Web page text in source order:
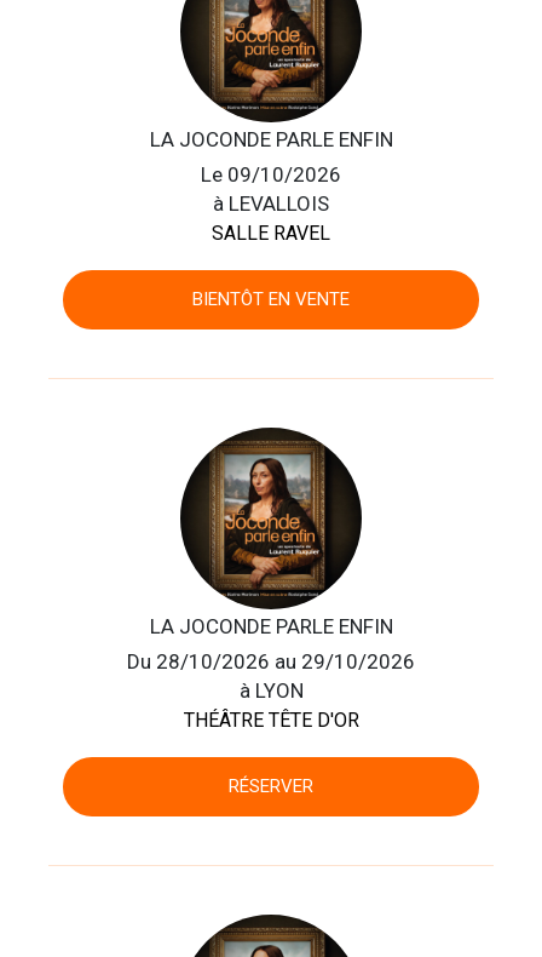
LA JOCONDE PARLE ENFIN
Le 09/10/2026
à LEVALLOIS
SALLE RAVEL
BIENTÔT EN VENTE
LA JOCONDE PARLE ENFIN
Du 28/10/2026 au 29/10/2026
à LYON
THÉÂTRE TÊTE D'OR
RÉSERVER